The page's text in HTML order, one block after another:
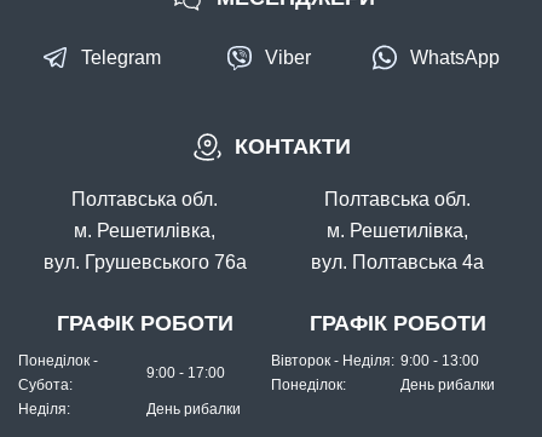
КОНТАКТИ
Полтавська обл.
м. Решетилівка,
вул. Грушевського 76а
ГРАФІК РОБОТИ
Понеділок -
Субота:
9:00 - 17:00
Неділя: День рибалки
Полтавська обл.
м. Решетилівка,
вул. Полтавська 4а
ГРАФІК РОБОТИ
Вівторок - Неділя: 9:00 - 13:00
Понеділок:
День рибалки
Telegram Viber WhatsApp